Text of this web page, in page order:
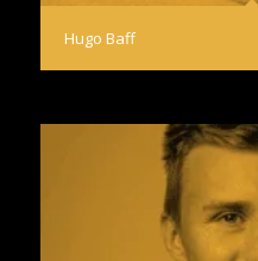
Hugo Baff